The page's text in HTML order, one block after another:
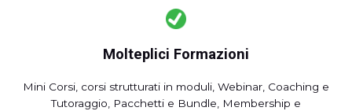
Molteplici Formazioni
Mini Corsi, corsi strutturati in moduli, Webinar, Coaching e
Tutoraggio, Pacchetti e Bundle, Membership e